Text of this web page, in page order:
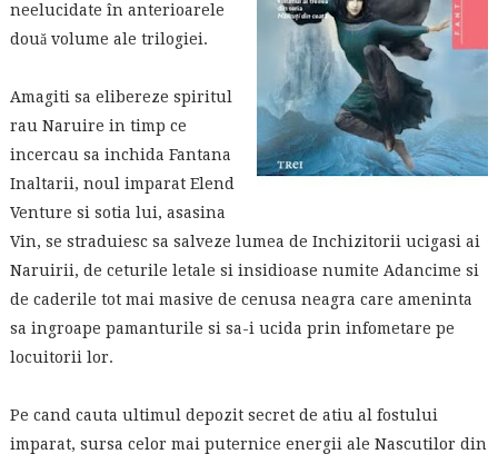
neelucidate în anterioarele
două volume ale trilogiei.
Amagiti sa elibereze spiritul
rau Naruire in timp ce
incercau sa inchida Fantana
Inaltarii, noul imparat Elend
Venture si sotia lui, asasina
Vin, se straduiesc sa salveze lumea de Inchizitorii ucigasi ai
Naruirii, de ceturile letale si insidioase numite Adancime si
de caderile tot mai masive de cenusa neagra care ameninta
sa ingroape pamanturile si sa-i ucida prin infometare pe
locuitorii lor.
Pe cand cauta ultimul depozit secret de atiu al fostului
imparat, sursa celor mai puternice energii ale Nascutilor din